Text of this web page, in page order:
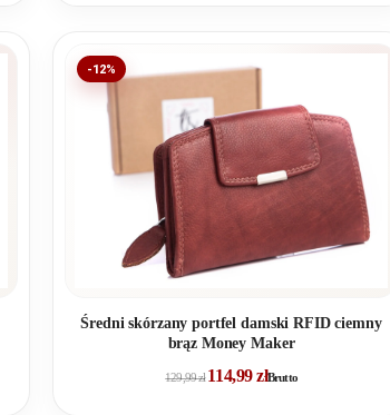
-12%
Średni skórzany portfel damski RFID ciemny
brąz Money Maker
129,99zł 114,99złBrutto